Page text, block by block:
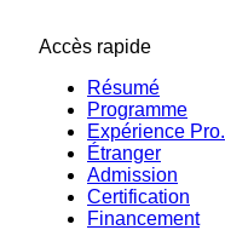
Accès rapide
Résumé
Programme
Expérience Pro.
Étranger
Admission
Certification
Financement